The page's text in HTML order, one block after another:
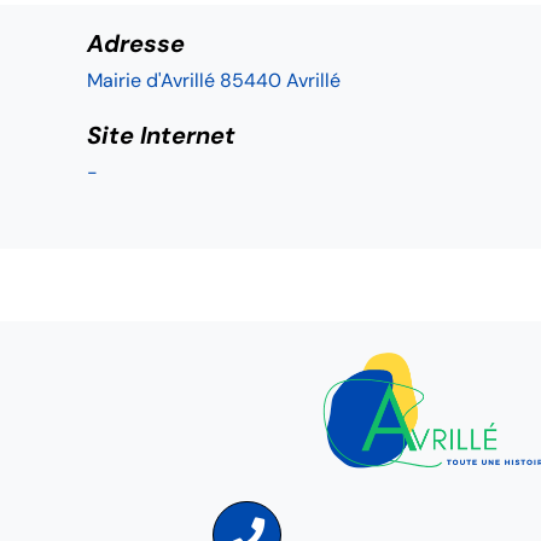
Adresse
Mairie d'Avrillé 85440 Avrillé
Site Internet
-